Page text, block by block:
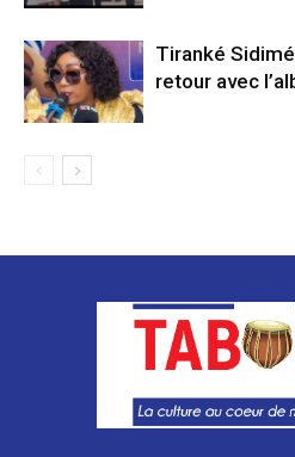
Tiranké
retour avec